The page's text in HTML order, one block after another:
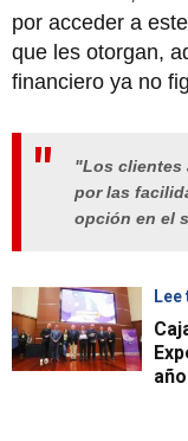
por acceder a
que les otorgan,
financiero ya no
"Los clientes
por las
opción en el